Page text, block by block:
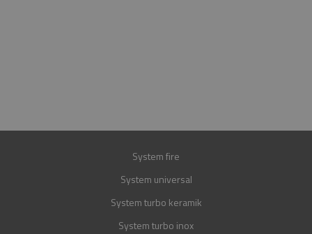
System fire
System universal
System turbo keramik
System turbo inox